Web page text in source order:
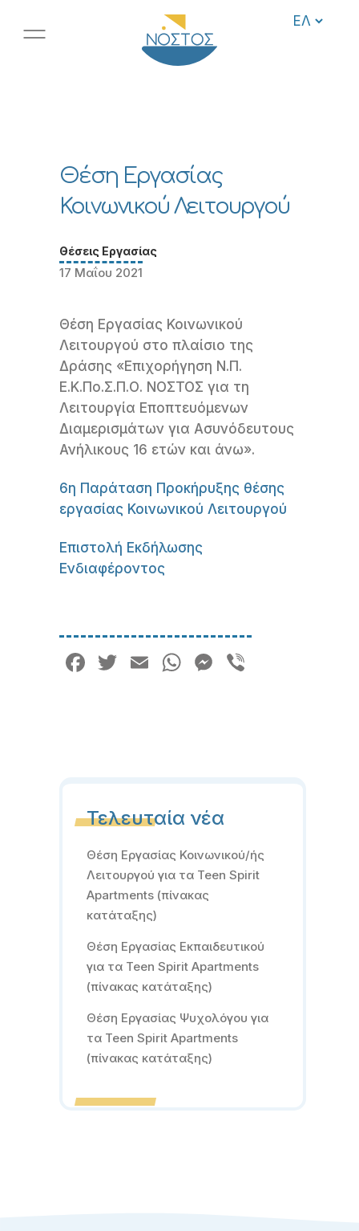
Θέση Εργασίας
Κοινωνικού Λειτουργού
Θέσεις Εργασίας
17 Μαΐου 2021
Θέση Εργασίας Κοινωνικού
Λειτουργού στο πλαίσιο της
Δράσης «Επιχορήγηση Ν.Π.
Ε.Κ.Πο.Σ.Π.Ο. ΝΟΣΤΟΣ για τη
Λειτουργία Εποπτευόμενων
Διαμερισμάτων για Ασυνόδευτους
Ανήλικους 16 ετών και άνω».
6η Παράταση Προκήρυξης θέσης
εργασίας Κοινωνικού Λειτουργού
Επιστολή Εκδήλωσης
Ενδιαφέροντος
Facebook
Twitter
EmailWhatsApp
Messenger
Τελευταία νέα
Θέση Εργασίας Κοινωνικού/ής
Λειτουργού για τα Teen Spirit
Apartments (πίνακας
κατάταξης)
Θέση Εργασίας Εκπαιδευτικού
για τα Teen Spirit Apartments
(πίνακας κατάταξης)
Θέση Εργασίας Ψυχολόγου για
τα Teen Spirit Apartments
(πίνακας κατάταξης)